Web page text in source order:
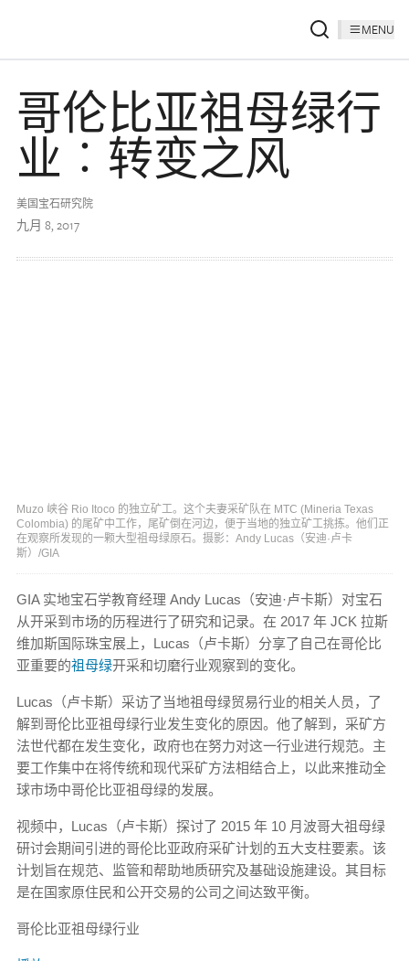
MENU
哥伦比亚祖母绿行
业︰转变之风
美国宝石研究院
九月 8, 2017
Muzo 峡谷 Rio Itoco 的独立矿工。这个夫妻采矿队在 MTC (Mineria Texas
Colombia) 的尾矿中工作，尾矿倒在河边，便于当地的独立矿工挑拣。他们正
在观察所发现的一颗大型祖母绿原石。摄影：Andy Lucas（安迪·卢卡
斯）/GIA
GIA 实地宝石学教育经理 Andy Lucas（安迪·卢卡斯）对宝石
从开采到市场的历程进行了研究和记录。在 2017 年 JCK 拉斯
维加斯国际珠宝展上，Lucas（卢卡斯）分享了自己在哥伦比
亚重要的祖母绿开采和切磨行业观察到的变化。
Lucas（卢卡斯）采访了当地祖母绿贸易行业的相关人员，了
解到哥伦比亚祖母绿行业发生变化的原因。他了解到，采矿方
法世代都在发生变化，政府也在努力对这一行业进行规范。主
要工作集中在将传统和现代采矿方法相结合上，以此来推动全
球市场中哥伦比亚祖母绿的发展。
视频中，Lucas（卢卡斯）探讨了 2015 年 10 月波哥大祖母绿
研讨会期间引进的哥伦比亚政府采矿计划的五大支柱要素。该
计划旨在规范、监管和帮助地质研究及基础设施建设。其目标
是在国家原住民和公开交易的公司之间达致平衡。
哥伦比亚祖母绿行业